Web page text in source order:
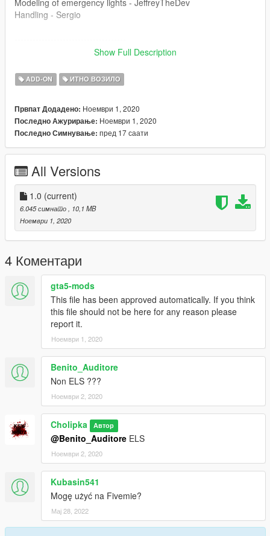
Modeling of emergency lights - JeffreyTheDev
Handling - Sergio
Join discord for more: https://discord.gg/yVhmxN9
Pozdrawiam Pana Glazurnika, Sekundera, Pjoterka (Gabrysie),
Wafelka, Koparkowego, Jeffa, Squetcha oraz naszego Pana
Komendanta
Show Full Description
ADD-ON ИТНО ВОЗИЛО
Првпат Додадено: Ноември 1, 2020
Последно Ажурирање: Ноември 1, 2020
Последно Симнување: пред 17 саати
All Versions
1.0 (current)
6.045 симнато, 10,1 MB
Ноември 1, 2020
4 Коментари
gta5-mods
This file has been approved automatically. If you think
this file should not be here for any reason please
report it.
Ноември 1, 2020
Benito_Auditore
Non ELS ???
Ноември 2, 2020
Cholipka Автор
@Benito_Auditore ELS
Ноември 2, 2020
Kubasin541
Mogę użyć na Fivemie?
Мај 28, 2022